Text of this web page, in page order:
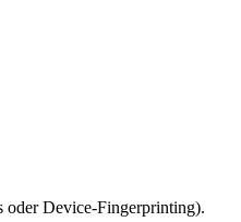
oder Device-Fingerprinting).